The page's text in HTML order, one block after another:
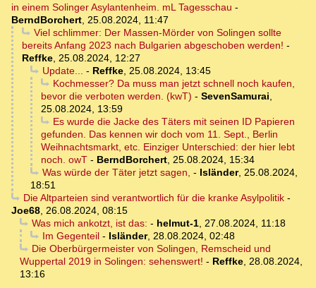
in einem Solinger Asylantenheim. mL Tagesschau -
BerndBorchert, 25.08.2024, 11:47
Viel schlimmer: Der Massen-Mörder von Solingen sollte
bereits Anfang 2023 nach Bulgarien abgeschoben werden! -
Reffke, 25.08.2024, 12:27
Update... - Reffke, 25.08.2024, 13:45
Kochmesser? Da muss man jetzt schnell noch kaufen,
bevor die verboten werden. (kwT) - SevenSamurai,
25.08.2024, 13:59
Es wurde die Jacke des Täters mit seinen ID Papieren
gefunden. Das kennen wir doch vom 11. Sept., Berlin
Weihnachtsmarkt, etc. Einziger Unterschied: der hier lebt
noch. owT - BerndBorchert, 25.08.2024, 15:34
Was würde der Täter jetzt sagen, - Isländer, 25.08.2024,
18:51
Die Altparteien sind verantwortlich für die kranke Asylpolitik-
Joe68, 26.08.2024, 08:15
Was mich ankotzt, ist das: - helmut-1, 27.08.2024, 11:18
Im Gegenteil- Isländer, 28.08.2024, 02:48
Die Oberbürgermeister von Solingen, Remscheid und
Wuppertal 2019 in Solingen: sehenswert! - Reffke, 28.08.2024,
13:16